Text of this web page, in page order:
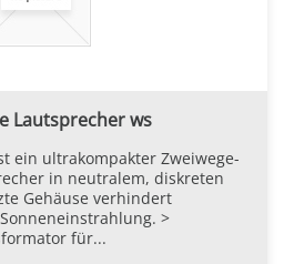
Lautsprecher ws
ein ultrakompakter Zweiwege-
in neutralem, diskreten
Gehäuse verhindert
>
für...